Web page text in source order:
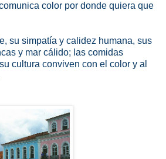
color por donde quiera que
su simpatía y calidez humana, sus
y mar cálido; las comidas
cultura conviven con el color y al